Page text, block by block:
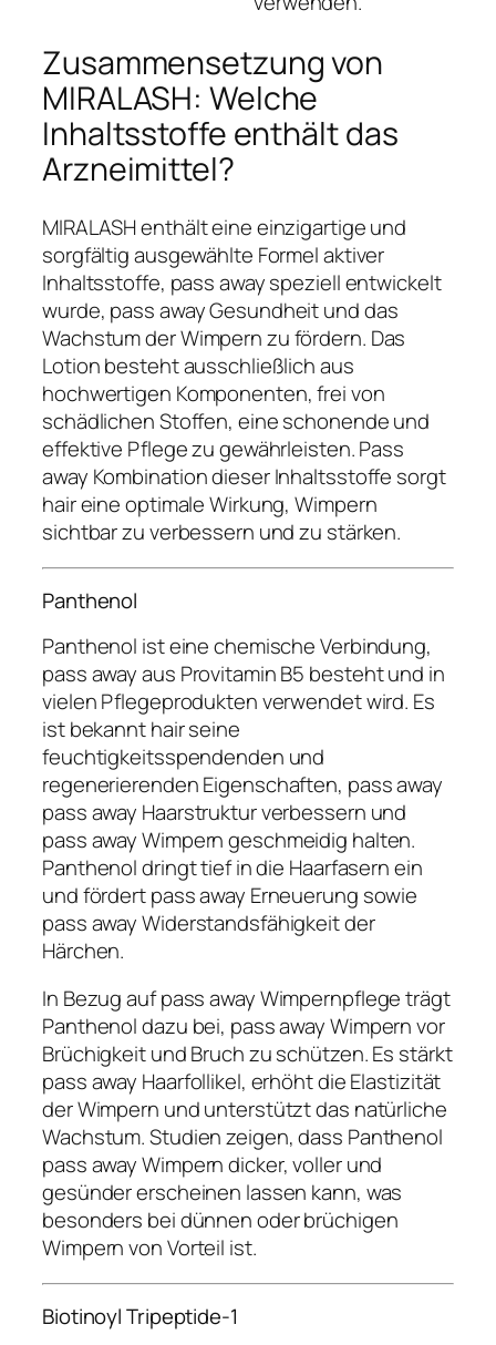
Zusammensetzung von
MIRALASH: Welche
Inhaltsstoffe enthält das
Arzneimittel?
MIRALASH enthält eine einzigartige und
sorgfältig ausgewählte Formel aktiver
Inhaltsstoffe, pass away speziell entwickelt
wurde, pass away Gesundheit und das
Wachstum der Wimpern zu fördern. Das
Lotion besteht ausschließlich aus
hochwertigen Komponenten, frei von
schädlichen Stoffen, eine schonende und
effektive Pflege zu gewährleisten. Pass
away Kombination dieser Inhaltsstoffe sorgt
hair eine optimale Wirkung, Wimpern
sichtbar zu verbessern und zu stärken.
Panthenol
Panthenol ist eine chemische Verbindung,
pass away aus Provitamin B5 besteht und in
vielen Pflegeprodukten verwendet wird. Es
ist bekannt hair seine
feuchtigkeitsspendenden und
regenerierenden Eigenschaften, pass away
pass away Haarstruktur verbessern und
pass away Wimpern geschmeidig halten.
Panthenol dringt tief in die Haarfasern ein
und fördert pass away Erneuerung sowie
pass away Widerstandsfähigkeit der
Härchen.
In Bezug auf pass away Wimpernpflege trägt
Panthenol dazu bei, pass away Wimpern vor
Brüchigkeit und Bruch zu schützen. Es stärkt
pass away Haarfollikel, erhöht die Elastizität
der Wimpern und unterstützt das natürliche
Wachstum. Studien zeigen, dass Panthenol
pass away Wimpern dicker, voller und
gesünder erscheinen lassen kann, was
besonders bei dünnen oder brüchigen
Wimpern von Vorteil ist.
Biotinoyl Tripeptide-1